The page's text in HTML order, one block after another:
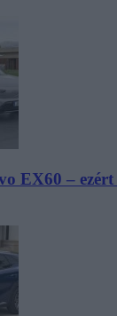
EX60 – ezért